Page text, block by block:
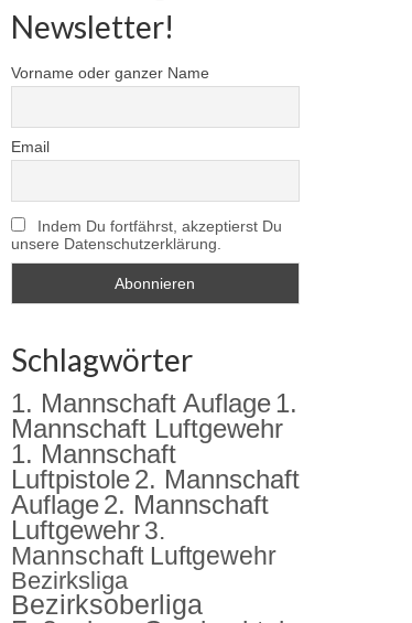
Newsletter!
Vorname oder ganzer Name
Email
Indem Du fortfährst, akzeptierst Du
unsere Datenschutzerklärung.
Schlagwörter
1. Mannschaft Auflage 1.
Mannschaft Luftgewehr
1. Mannschaft
Luftpistole 2. Mannschaft
Auflage 2. Mannschaft
Luftgewehr 3.
Mannschaft Luftgewehr
Bezirksliga
Bezirksoberliga